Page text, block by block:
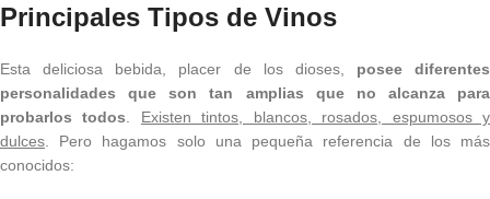
Principales Tipos de Vinos
Esta deliciosa bebida, placer de los dioses, posee diferentes
personalidades que son tan amplias que no alcanza para
probarlos todos
Existen tintos, blancos, rosados, espumosos y
dulces . Pero hagamos solo una pequeña referencia de los más
conocidos: